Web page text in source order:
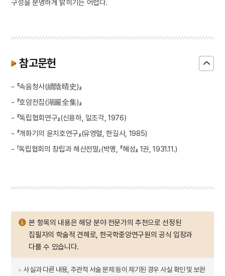
구성을 분명하게 밝히기는 어렵다.
참고문헌
- 『속음청사(續陰晴史)』
- 『호암전집(湖巖全集)』
- 『독립협회연구』(신용하, 일조각, 1976)
- 『개화기의 윤치호연구』(유영렬, 한길사, 1985)
- 「독립협회의 창립과 해산전말」(박맹, 『혜성』 1권, 1931.11.)
본 항목의 내용은 해당 분야 전문가의 추천으로 선정된
집필자의 학술적 견해로, 한국학중앙연구원의 공식 입장과
다를 수 있습니다.
사실과 다른 내용, 주관적 서술 문제 등이 제기된 경우 사실 확인 및 보완